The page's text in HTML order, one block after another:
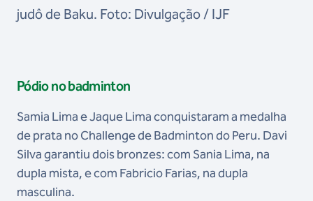
judô de Baku. Foto: Divulgação / IJF
Pódio no badminton
Samia Lima e Jaque Lima conquistaram a medalha
de prata no Challenge de Badminton do Peru. Davi
Silva garantiu dois bronzes: com Sania Lima, na
dupla mista, e com Fabricio Farias, na dupla
masculina.